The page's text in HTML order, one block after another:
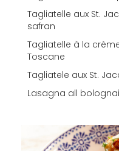
Tagliatelle aux St.
safran
Tagliatelle à la
Toscane
Tagliatele aux St.
Lasagna all